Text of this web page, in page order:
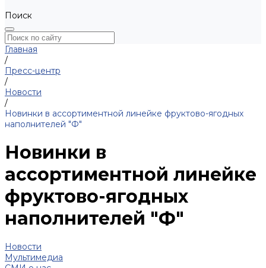
Поиск
Главная
/
Пресс-центр
/
Новости
/
Новинки в ассортиментной линейке фруктово-ягодных
наполнителей "Ф"
Новинки в
ассортиментной линейке
фруктово-ягодных
наполнителей "Ф"
Новости
Мультимедиа